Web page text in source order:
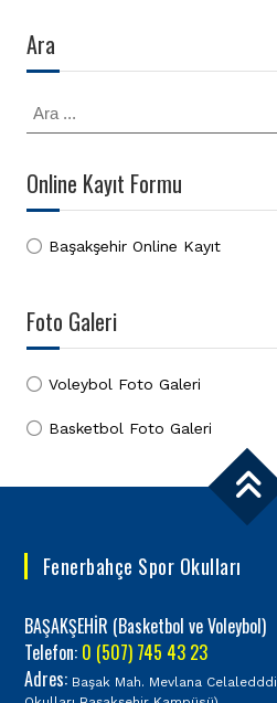
Ara
Search
for:
Online Kayıt Formu
Başakşehir Online Kayıt
Foto Galeri
Voleybol Foto Galeri
Basketbol Foto Galeri
Fenerbahçe Spor Okulları
BAŞAKŞEHİR (Basketbol ve Voleybol)
Telefon: 0 (507) 745 43 23
Adres:Başak Mah. Mevlana